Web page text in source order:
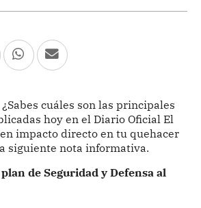
¿Sabes cuáles son las principales
hoy en el Diario Oficial El
impacto directo en tu quehacer
siguiente nota informativa.
de Seguridad y Defensa al